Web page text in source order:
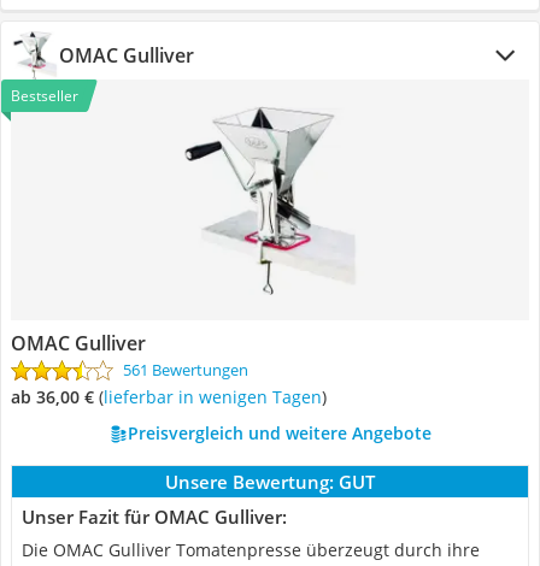
OMAC Gulliver
Bestseller
OMAC Gulliver
561 Bewertungen
ab 36,00 € ( Lieferbar in wenigen Tagen)
Preisvergleich und weitere Angebote
Unsere Bewertung: GUT
Unser Fazit für OMAC Gulliver:
Die OMAC Gulliver Tomatenpresse überzeugt durch ihre